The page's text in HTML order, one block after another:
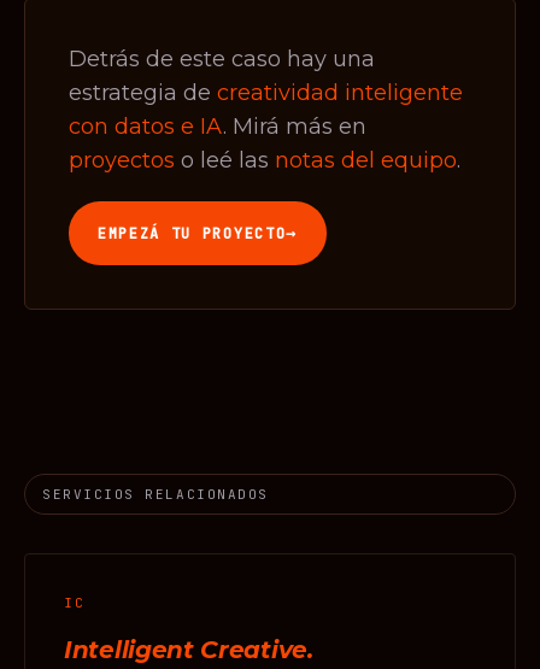
Detrás de este caso hay una
estrategia de creatividad inteligente
con datos e IA. Mirá más en
proyectos o leé las notas del equipo.
EMPEZÁ TU PROYECTO→
SERVICIOS RELACIONADOS
IC
Intelligent Creative.